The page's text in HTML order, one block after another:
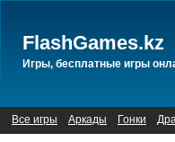
FlashGames.kz
Игры, бесплатные игры
Все игры Аркады Гонки